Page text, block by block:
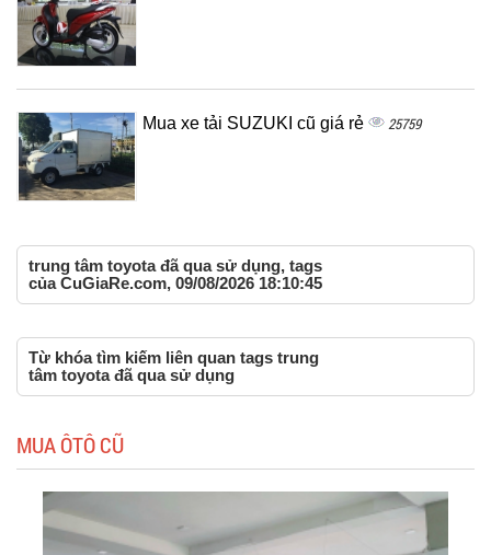
Mua xe tải SUZUKI cũ giá rẻ 25759
trung tâm toyota đã qua sử dụng, tags
của CuGiaRe.com, 09/08/2026 18:10:45
Từ khóa tìm kiếm liên quan tags trung
tâm toyota đã qua sử dụng
MUA ÔTÔ CŨ